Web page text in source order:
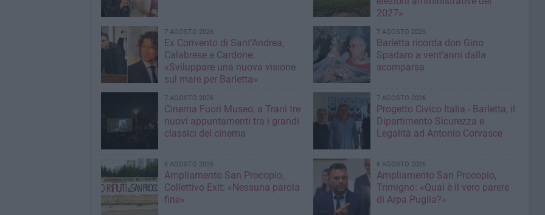
2027»
7 AGOSTO 2026
Ex Convento di Sant'Andrea,
Calabrese e Cardone:
«Sviluppare una nuova visione
sul mare per Barletta»
7 AGOSTO 2026
Barletta ricorda don Gino
Spadaro a vent’anni dalla
scomparsa
7 AGOSTO 2026
Cinema Fuori Museo, a Trani tre
nuovi appuntamenti tra i grandi
classici del cinema
7 AGOSTO 2026
Progetto Civico Italia - Barletta, il
Dipartimento Sicurezza e
Legalità ad Antonio Corvasce
6 AGOSTO 2026
Ampliamento San Procopio,
Collettivo Exit: «Nessuna parola
fine»
6 AGOSTO 2026
Ampliamento San Procopio,
Trimigno: «Qual è il vero parere
di Arpa Puglia?»